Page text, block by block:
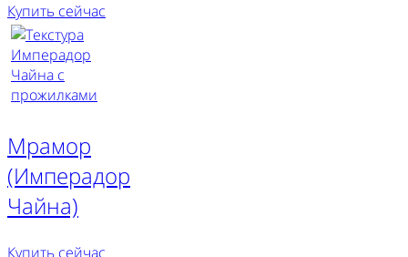
Купить сейчас
Мрамор
(Имперадор
Чайна)
Купить сейчас